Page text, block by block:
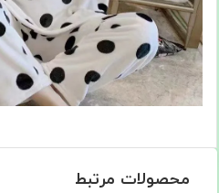
محصولات مرتبط